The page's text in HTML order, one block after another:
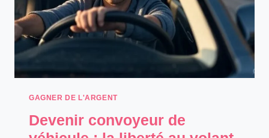
VOTRE
ENTREPRISE
GAGNER DE L'ARGENT
Devenir convoyeur de